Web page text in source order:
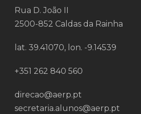
Rua D. João II
2500-852 Caldas da Rainha
lat. 39.41070, lon. -9.14539
+351 262 840 560
direcao@aerp.pt
secretaria.alunos@aerp.pt